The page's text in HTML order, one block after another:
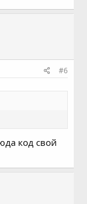
#6
код свой